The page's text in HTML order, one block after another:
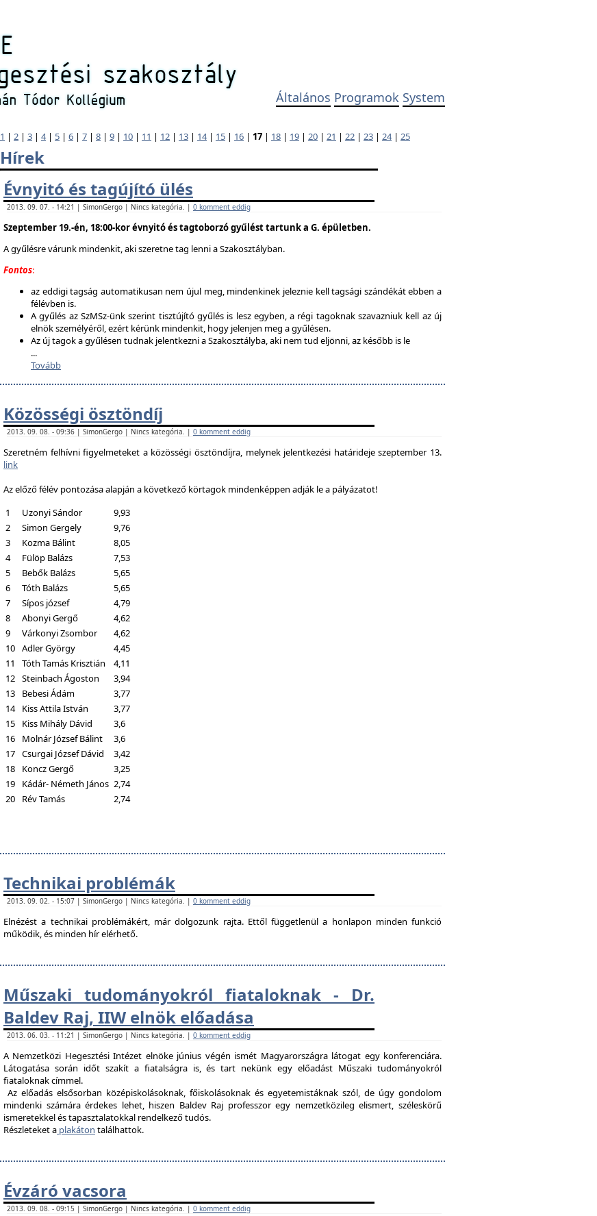
Általános Programok System
1 | 2 | 3 | 4| 5 | 6 | 7 | 8 | 9 | 10 | 11 | 12 | 13 | 14| 15 | 16 | 17 | 18 | 19 | 20 | 21 | 22 | 23 | 24| 25
Hírek
Évnyitó és tagújító ülés
2013. 09. 07. - 14:21 | SimonGergo | Nincs kategória. | 0 komment eddig
Szeptember 19.-én, 18:00-kor évnyitó és tagtoborzó gyűlést tartunk a G. épületben.
A gyűlésre várunk mindenkit, aki szeretne tag lenni a Szakosztályban.
Fontos:
az eddigi tagság automatikusan nem újul meg, mindenkinek jeleznie kell tagsági szándékát ebben a
félévben is.
A gyűlés az SzMSz-ünk szerint tisztújító gyűlés is lesz egyben, a régi tagoknak szavazniuk kell az új
elnök személyéről, ezért kérünk mindenkit, hogy jelenjen meg a gyűlésen.
Az új tagok a gyűlésen tudnak jelentkezni a Szakosztályba, aki nem tud eljönni, az később is le
...
Tovább
Közösségi ösztöndíj
2013. 09. 08. - 09:36 | SimonGergo | Nincs kategória. | 0 komment eddig
Szeretném felhívni figyelmeteket a közösségi ösztöndíjra, melynek jelentkezési határideje szeptember 13.
link
Az előző félév pontozása alapján a következő körtagok mindenképpen adják le a pályázatot!
1
Uzonyi Sándor
9,93
2
Simon Gergely
9,76
3
Kozma Bálint
8,05
4
Fülöp Balázs
7,53
5
Bebők Balázs
5,65
6
Tóth Balázs
5,65
7
Sípos józsef
4,79
8
Abonyi Gergő
4,62
9
Várkonyi Zsombor
4,62
10 Adler György
4,45
11
Tóth Tamás Krisztián
4,11
12 Steinbach Ágoston
3,94
13
Bebesi Ádám
3,77
14 Kiss Attila István
3,77
15
Kiss Mihály Dávid
3,6
16
Molnár József Bálint
3,6
17 Csurgai József Dávid
3,42
18
Koncz Gergő
3,25
19
Kádár- Németh János 2,74
20
Rév Tamás 2,74
Technikai problémák
2013. 09. 02. - 15:07 | SimonGergo | Nincs kategória. | 0 komment eddig
Elnézést a technikai problémákért, már dolgozunk rajta. Ettől függetlenül a honlapon minden funkció
működik, és minden hír elérhető.
Műszaki tudományokról fiataloknak - Dr.
Baldev Raj, IIW elnök előadása
2013. 06. 03. - 11:21 | SimonGergo | Nincs kategória. | 0 komment eddig
A Nemzetközi Hegesztési Intézet elnöke június végén ismét Magyarországra látogat egy konferenciára.
Látogatása során időt szakít a fiatalságra is, és tart nekünk egy előadást Műszaki tudományokról
fiataloknak címmel.
Az előadás elsősorban középiskolásoknak, főiskolásoknak és egyetemistáknak szól, de úgy gondolom
mindenki számára érdekes lehet, hiszen Baldev Raj professzor egy nemzetközileg elismert, széleskörű
ismeretekkel és tapasztalatokkal rendelkező tudós.
Részleteket a plakáton találhattok.
Évzáró vacsora
2013. 09. 08. - 09:15 | SimonGergo | Nincs kategória. | 0 komment eddig